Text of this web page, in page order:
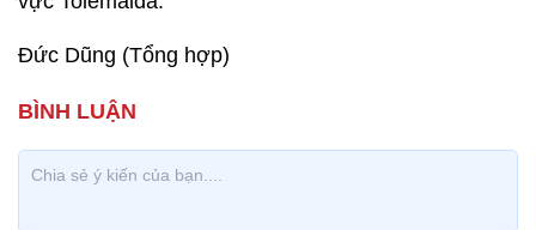
Đức Dũng (Tổng hợp)